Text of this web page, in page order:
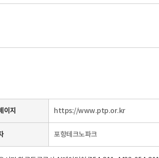
이지 https://www.ptp.or.kr
포항테크노파크